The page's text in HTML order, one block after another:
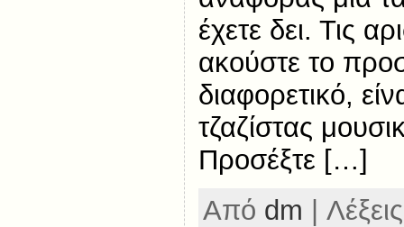
έχετε δει. Τις
ακούστε το
διαφορετικό,
τζαζίστας
Προσέξτε […]
Από dm |